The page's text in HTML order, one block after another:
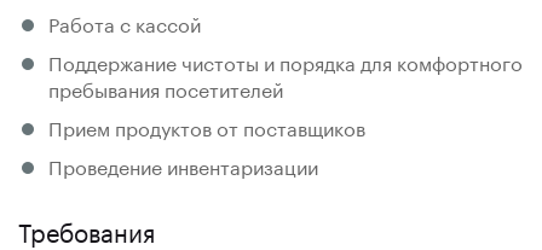
Работа с кассой
Поддержание чистоты и порядка для комфортного
пребывания посетителей
Прием продуктов от поставщиков
Проведение инвентаризации
Требования